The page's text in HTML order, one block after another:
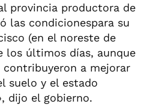
provincia productora de
las condicionespara su
(en el noreste de
los últimos días, aunque
a mejorar
suelo y el estado
dijo el gobierno.